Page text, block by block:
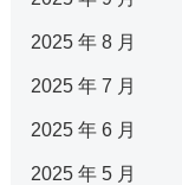
2025 年 8 月
2025 年 7 月
2025 年 6 月
2025 年 5 月